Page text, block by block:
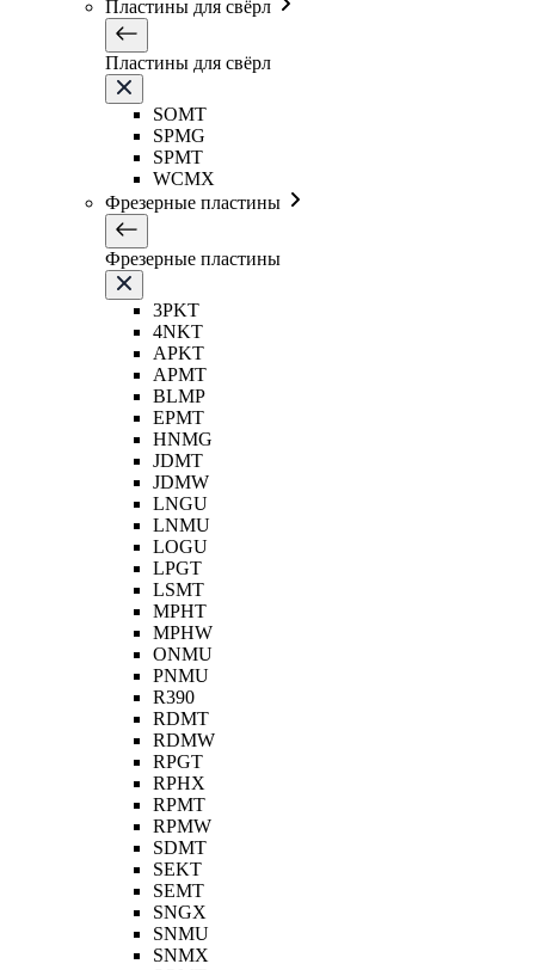
Пластины для свёрл
Пластины для свёрл
SOMT
SPMG
SPMT
WCMX
Фрезерные пластины
Фрезерные пластины
3PKT
4NKT
APKT
APMT
BLMP
EPMT
HNMG
JDMT
JDMW
LNGU
LNMU
LOGU
LPGT
LSMT
MPHT
MPHW
ONMU
PNMU
R390
RDMT
RDMW
RPGT
RPHX
RPMT
RPMW
SDMT
SEKT
SEMT
SNGX
SNMU
SNMX